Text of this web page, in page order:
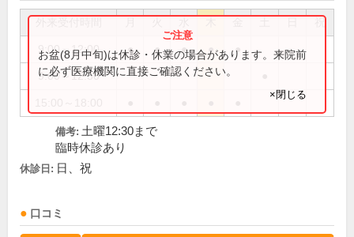
祝
9:00～12:00 ● ● ● ● ●
9:00～12:30
お盆(8月中旬)は休診・休業の場合があります。来院前
に必ず医療機関に直接ご確認ください。
×閉じる
備考: 土曜12:30まで
臨時休診あり
休診日: 日、祝
口コミ